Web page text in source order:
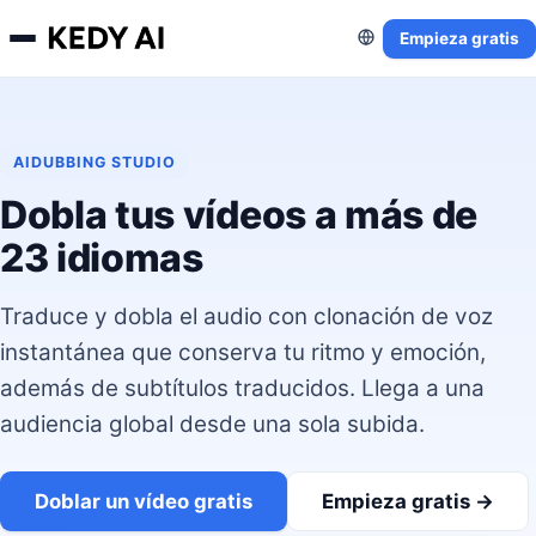
Empieza gratis
AIDUBBING STUDIO
Dobla tus vídeos a más de
23 idiomas
Traduce y dobla el audio con clonación de voz
instantánea que conserva tu ritmo y emoción,
además de subtítulos traducidos. Llega a una
audiencia global desde una sola subida.
Doblar un vídeo gratis Empieza gratis →